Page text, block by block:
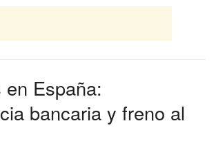
España:
bancaria y freno al